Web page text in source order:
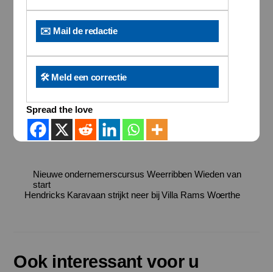
✉️ Mail de redactie
🛠️ Meld een correctie
Spread the love
Nieuwe ondernemerscursus Weerribben Wieden van
start
Hendricks Karavaan strijkt neer bij Villa Rams Woerthe
Ook interessant voor u